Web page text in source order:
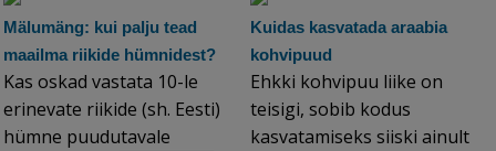
Mälumäng: kui palju tead
maailma riikide hümnidest?
Kas oskad vastata 10-le
erinevate riikide (sh. Eesti)
hümne puudutavale
Kuidas kasvatada araabia
kohvipuud
Ehkki kohvipuu liike on
teisigi, sobib kodus
kasvatamiseks siiski ainult